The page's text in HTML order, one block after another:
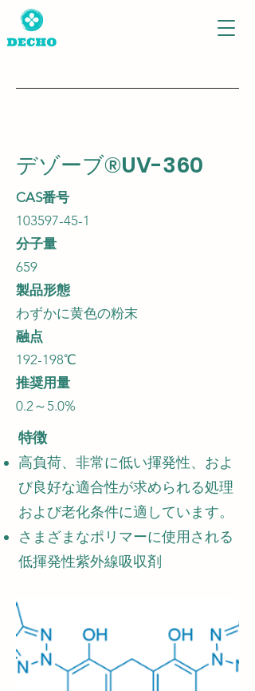
デゾーブ®UV-360
CAS番号
103597-45-1
分子量
659
製品形態
わずかに黄色の粉末
融点
192-198℃
推奨用量
0.2～5.0%
特徴
高負荷、非常に低い揮発性、およ
び良好な適合性が求められる処理
および老化条件に適しています。
さまざまなポリマーに使用される
低揮発性紫外線吸収剤